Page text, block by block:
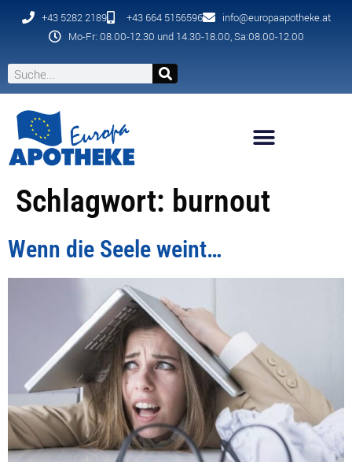
+43 5282 2189 +43 664 5156596
info@europaapotheke.at
Mo-Fr: 08.00-12.30 und 14.30-18.00, Sa:08.00-12.00
Schlagwort: burnout
Wenn die Seele weint…